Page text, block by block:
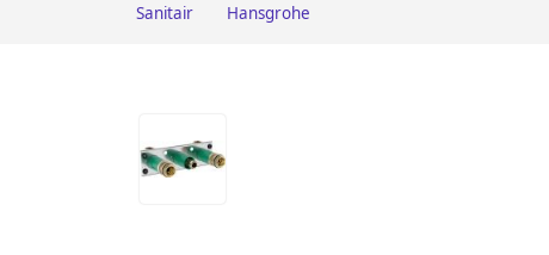
Sanitair Hansgrohe